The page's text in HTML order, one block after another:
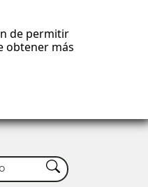
de permitir
obtener más
Buscar